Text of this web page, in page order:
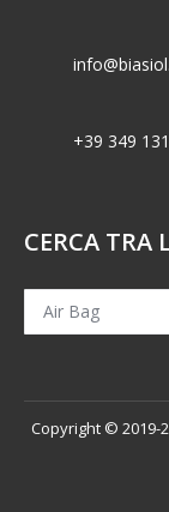
+39 349
CERCA TRA
Copyright © 2019-